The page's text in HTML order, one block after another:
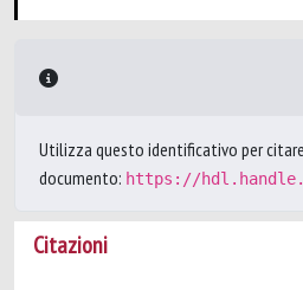
Utilizza questo identificativo per
documento: https://
Citazioni